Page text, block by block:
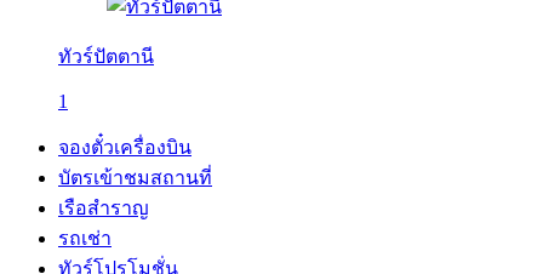
ทัวร์ปัตตานี
1
จองตั๋วเครื่องบิน
บัตรเข้าชมสถานที่
เรือสำราญ
รถเช่า
ทัวร์โปรโมชั่น